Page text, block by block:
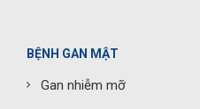
BỆNH GAN MẬT
Gan nhiễm mỡ